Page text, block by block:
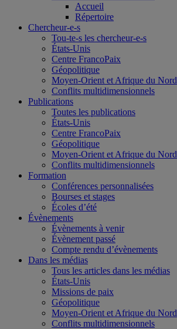
Accueil
Répertoire
Chercheur-e-s
Tou-te-s les chercheur-e-s
États-Unis
Centre FrancoPaix
Géopolitique
Moyen-Orient et Afrique du Nord
Conflits multidimensionnels
Publications
Toutes les publications
États-Unis
Centre FrancoPaix
Géopolitique
Moyen-Orient et Afrique du Nord
Conflits multidimensionnels
Formation
Conférences personnalisées
Bourses et stages
Écoles d’été
Évènements
Évènements à venir
Évènement passé
Compte rendu d’évènements
Dans les médias
Tous les articles dans les médias
États-Unis
Missions de paix
Géopolitique
Moyen-Orient et Afrique du Nord
Conflits multidimensionnels